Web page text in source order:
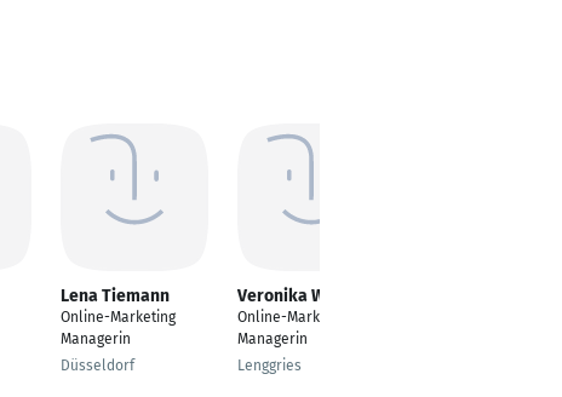
Lena Tiemann
Online-Marketing
Managerin
Düsseldorf
Veronika Wanzeck
Online-Marketing
Managerin
Lenggries